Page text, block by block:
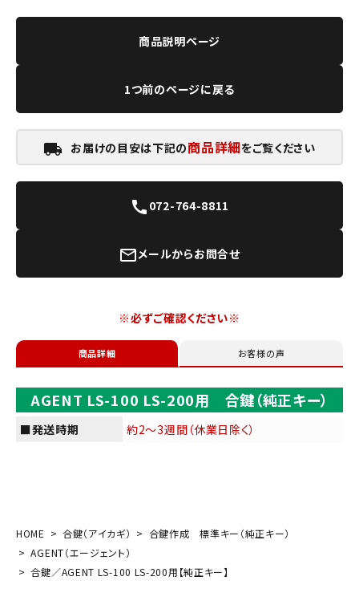
商品説明ページ
1つ前のページに戻る
local_shipping お届けの目安は下記の商品詳細をご覧ください
call 072-764-8811
mail_outlineメールからお問合せ
※必ずご確認ください※
商品詳細 お客様の声
AGENT LS-100 LS-200用 合鍵（純正キー）
■発送時期 約2～3週間（休業日除く）
HOME 合鍵（アイカギ）
合鍵作成 標準キー（純正キー）
AGENT（エージェント）
合鍵／AGENT LS-100 LS-200用【純正キー】